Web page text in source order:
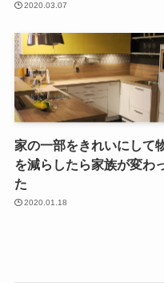
2020.03.07
家の一部をきれいにして
を減らしたら家族が変わ
た
2020.01.18